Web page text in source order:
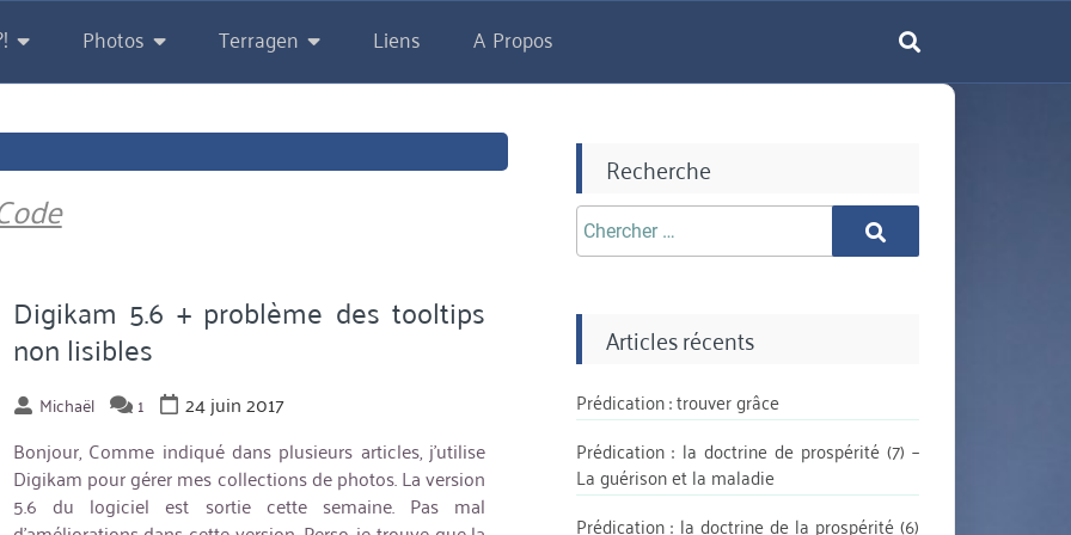
Photos Terragen Liens A Propos
Digikam 5.6 + problème des tooltips
non lisibles
Michaël 1
24 juin 2017
Bonjour, Comme indiqué dans plusieurs articles, j’utilise
Digikam pour gérer mes collections de photos. La version
5.6 du logiciel est sortie cette semaine. Pas mal
Recherche
Chercher
aprè:
Chercher
Articles récents
Prédication : trouver grâce
Prédication : la doctrine de prospérité (7) –
La guérison et la maladie
Prédication : la doctrine de la prospérité (6)